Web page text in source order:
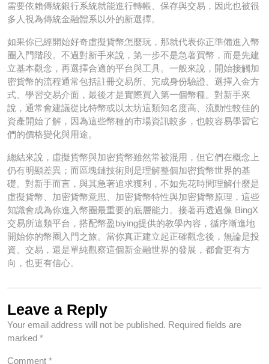
需要依賴傳統銀行系統就能進行轉帳、保存與交易，因此也被很
多人視為傳統金融體系以外的新選擇。
如果你已經開始好奇虛擬貨幣怎麼玩，那就代表你正準備進入幣
圈入門階段。不過對新手來說，第一步不是急著買幣，而是先建
立基本觀念，再選擇合適的平台與工具。一般來說，開始接觸加
密貨幣的流程通常包括註冊交易所、完成身份驗證、選擇入金方
式、學習交易介面，最後才是實際買入第一個幣種。對新手來
說，通常會建議從比特幣或以太坊這類知名度高、流動性較佳的
資產開始了解，因為這些幣種的市場資訊較多，也較容易學習它
們的價格變化與用途。
總結來說，虛擬貨幣與加密貨幣雖然常被混用，但它們在概念上
仍有明顯差異；而區塊鏈技術則是理解整個加密貨幣世界的基
礎。對新手而言，與其急著追求獲利，不如先花時間理解什麼是
虛擬貨幣、加密貨幣意思、加密貨幣特性與加密貨幣原理，這些
知識會成為你進入幣圈最重要的底層能力。接著再透過像 BingX
交易所這類平台，搭配幣盈biying提供的教學內容，循序漸進地
開始你的幣圈入門之旅。當你真正建立起正確觀念後，無論是投
資、交易，還是單純觀察這個新金融世界的發展，都會更有方
向，也更有信心。
Leave a Reply
Your email address will not be published. Required fields are
marked *
Comment *